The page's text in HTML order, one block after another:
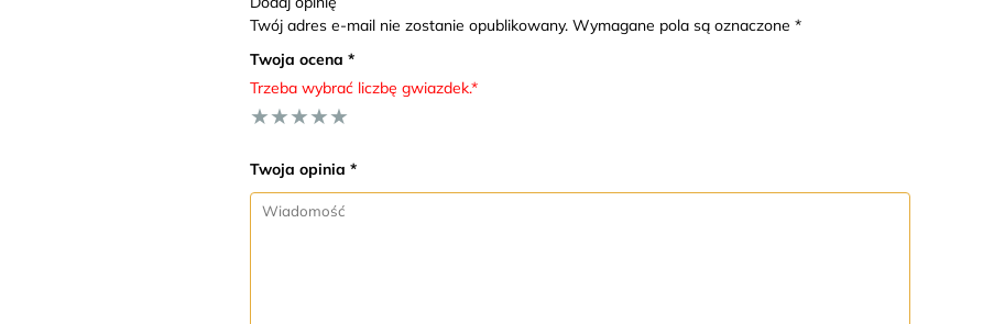
Twój adres e-mail nie zostanie opublikowany. Wymagane pola są oznaczone *
Twoja ocena *
Trzeba wybrać liczbę gwiazdek.*
★
★
★
★
★
Twoja opinia *